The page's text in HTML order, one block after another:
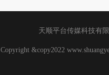
天顺平台传媒科技有限
Copyright &copy2022